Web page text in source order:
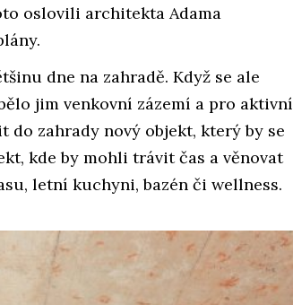
oslovili architekta Adama
dne na zahradě. Když se ale
jim venkovní zázemí a pro aktivní
do zahrady nový objekt, který by se
kde by mohli trávit čas a věnovat
letní kuchyni, bazén či wellness.